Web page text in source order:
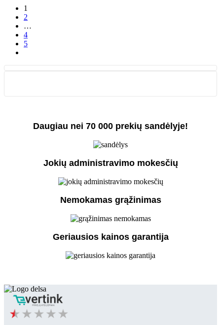
1
2
…
4
5
Daugiau nei 70 000 prekių sandėlyje!
Jokių administravimo mokesčių
Nemokamas grąžinimas
Geriausios kainos garantija